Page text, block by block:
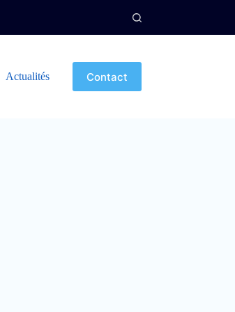
Actualités Contact